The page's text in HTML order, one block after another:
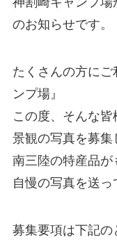
のお知らせです。
たくさんの方に
ンプ場』
この度、そんな
景観の写真を募集
南三陸の特産品
自慢の写真を送
募集要項は下記の